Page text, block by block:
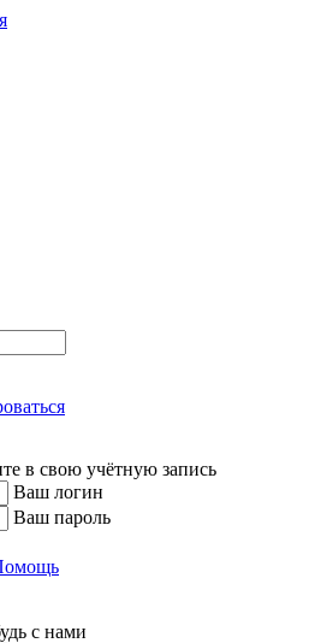
в свою учётную запись
Ваш логин
Ваш пароль
с нами